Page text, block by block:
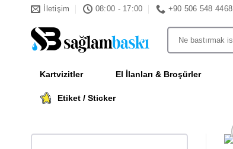
İletişim 08:00 - 17:00 +90 506 548 4468
Ara:
Kartvizitler El İlanları & Broşürler
Etiket / Sticker